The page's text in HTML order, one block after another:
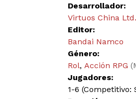
Desarrollador:
Virtuos China Ltd.
Editor:
Bandai Namco
Género:
Rol, Acción RPG
Jugadores:
1-6 (Competitivo: